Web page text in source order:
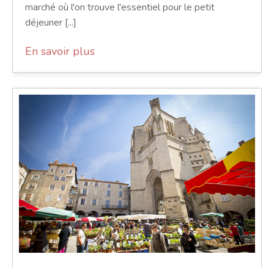
marché où l'on trouve l'essentiel pour le petit
déjeuner [...]
En savoir plus